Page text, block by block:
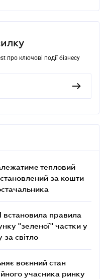
про ключові події бізнесу
тепловий
за кошти
правила
"зеленої" частки у
за світло
воєнний стан
учасника ринку